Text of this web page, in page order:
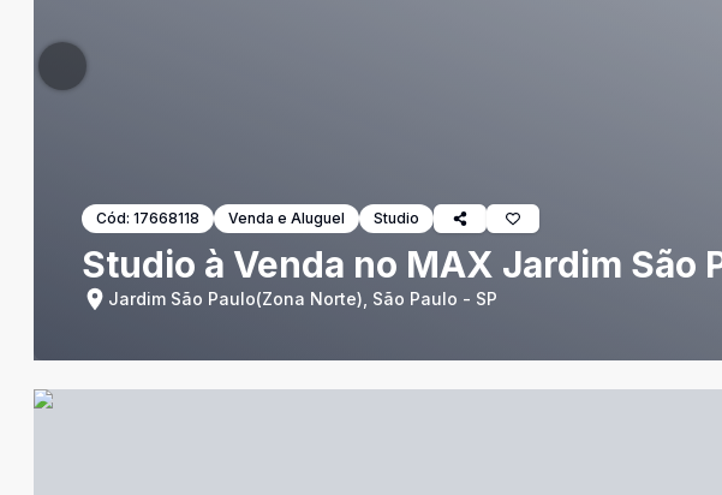
Cód: 17668118 Venda e Aluguel Studio
Studio à Venda no MAX Jardim São
Jardim São Paulo(Zona Norte), São Paulo - SP